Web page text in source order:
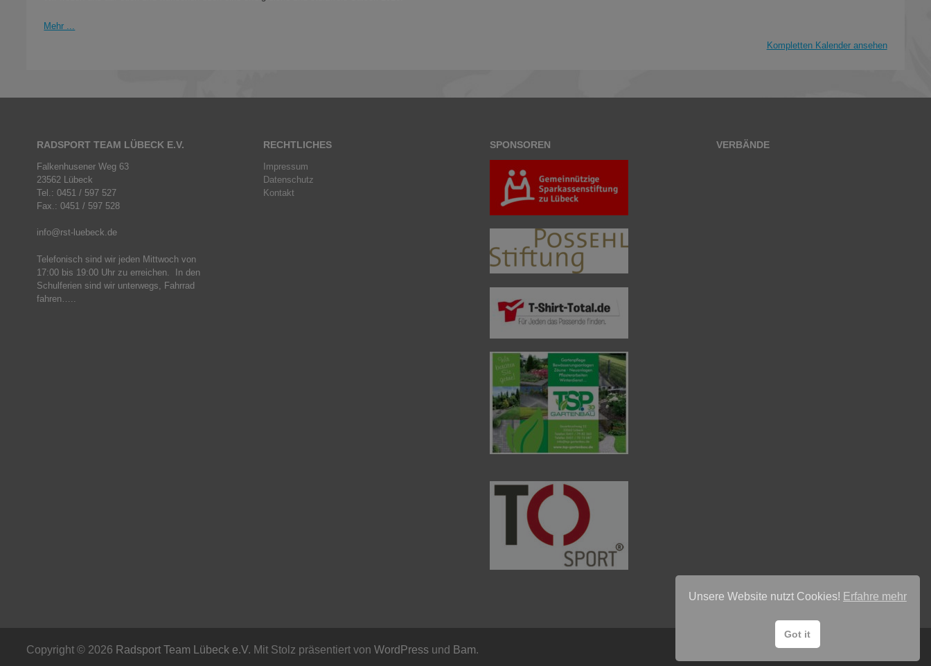
Mehr ...
Kompletten Kalender ansehen
RADSPORT TEAM LÜBECK E.V.
Falkenhusener Weg 63
23562 Lübeck
Tel.: 0451 / 597 527
Fax.: 0451 / 597 528
info@rst-luebeck.de
Telefonisch sind wir jeden Mittwoch von
17:00 bis 19:00 Uhr zu erreichen. In den
Schulferien sind wir unterwegs, Fahrrad
fahren…..
RECHTLICHES
Impressum
Datenschutz
Kontakt
SPONSOREN VERBÄNDE
Copyright © 2026 Radsport Team Lübeck e.V. Mit Stolz präsentiert vonWordPress und Bam.
Unsere Website nutzt Cookies! Erfahre mehr
Got it